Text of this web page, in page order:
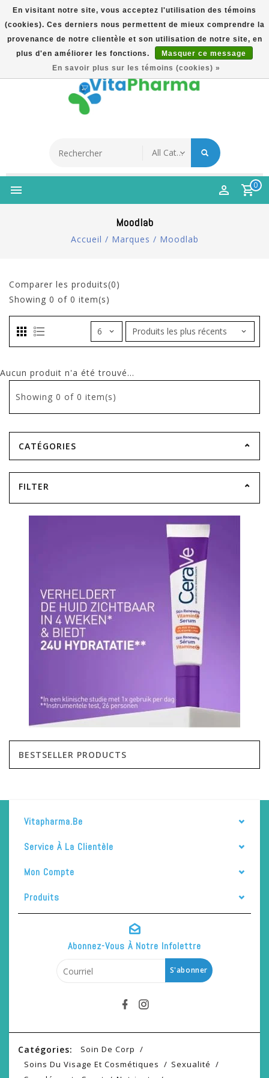
5% Korting Na Aanmelding Op Nieuwsbrief | Gratis
Verzending Vanaf €49 | Online Sinds 2007
Français
0
Moodlab
Accueil / Marques / Moodlab
Comparer les produits(0)
Showing 0 of 0 item(s)
Aucun produit n'a été trouvé...
Showing 0 of 0 item(s)
CATÉGORIES
FILTER
BESTSELLER PRODUCTS
Vitapharma.be
Service À La Clientèle
Mon Compte
Produits
Abonnez-Vous À Notre Infolettre
S'abonner
Catégories:
Soin De Corp
Soins Du Visage Et Cosmétiques
Sexualité
En visitant notre site, vous acceptez l'utilisation des témoins
(cookies). Ces derniers nous permettent de mieux comprendre la
provenance de notre clientèle et son utilisation de notre site, en
plus d'en améliorer les fonctions.
Masquer ce message
En savoir plus sur les témoins (cookies) »